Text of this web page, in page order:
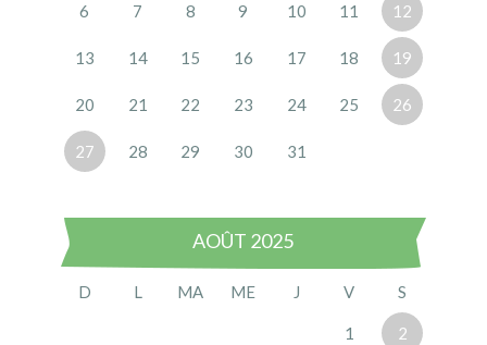
6 7 8 9 10 11 12
13 14 15 16 17 18 19
20 21 22 23 24 25 26
27 28 29 30 31
AOÛT 2025
D L MA ME J V S
1 2